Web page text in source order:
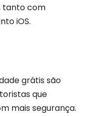
tanto com
iOS.
grátis são
que
mais segurança.